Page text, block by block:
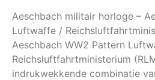
Aeschbach militair horloge –
Luftwaffe /
Aeschbach WW2 Pattern
Reichsluftfahrtministerium
indrukwekkende combinatie